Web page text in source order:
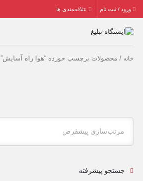
ورود / ثبت نام علاقه‌مندی ها
خانه / محصولات برچسب خورده “هوا راه آسایش”
مرتب‌سازی پیشفرض
جستجو پیشرفته